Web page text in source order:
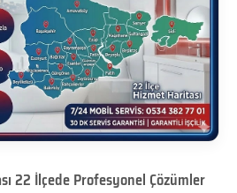
22 İlçede Profesyonel Çözümler